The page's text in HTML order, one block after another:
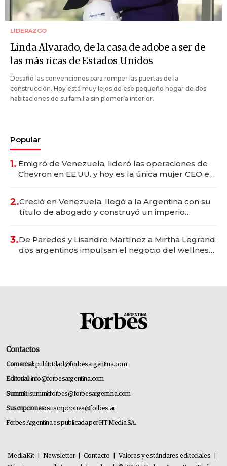
LIDERAZGO
Linda Alvarado, de la casa de adobe a ser de
las más ricas de Estados Unidos
Desafió las convenciones para romper las puertas de la
construcción. Hoy está muy lejos de ese pequeño hogar de dos
habitaciones de su familia sin plomería interior.
Popular
1. Emigró de Venezuela, lideró las operaciones de
Chevron en EE.UU. y hoy es la única mujer CEO en
2.Creció en Venezuela, llegó a la Argentina con su
título de abogado y construyó un imperio
3.De Paredes y Lisandro Martínez a Mirtha Legrand:
dos argentinos impulsan el negocio del wellness
Contactos
Comercial:publicidad@forbesargentina.com
Editorial:info@forbesargentina.com
Summit:summitforbes@forbesargentina.com
Suscripciones:suscripciones@forbes.ar
Forbes Argentina es publicada por HT Media SA.
MediaKit Newsletter Contacto Valores y estándares editoriales